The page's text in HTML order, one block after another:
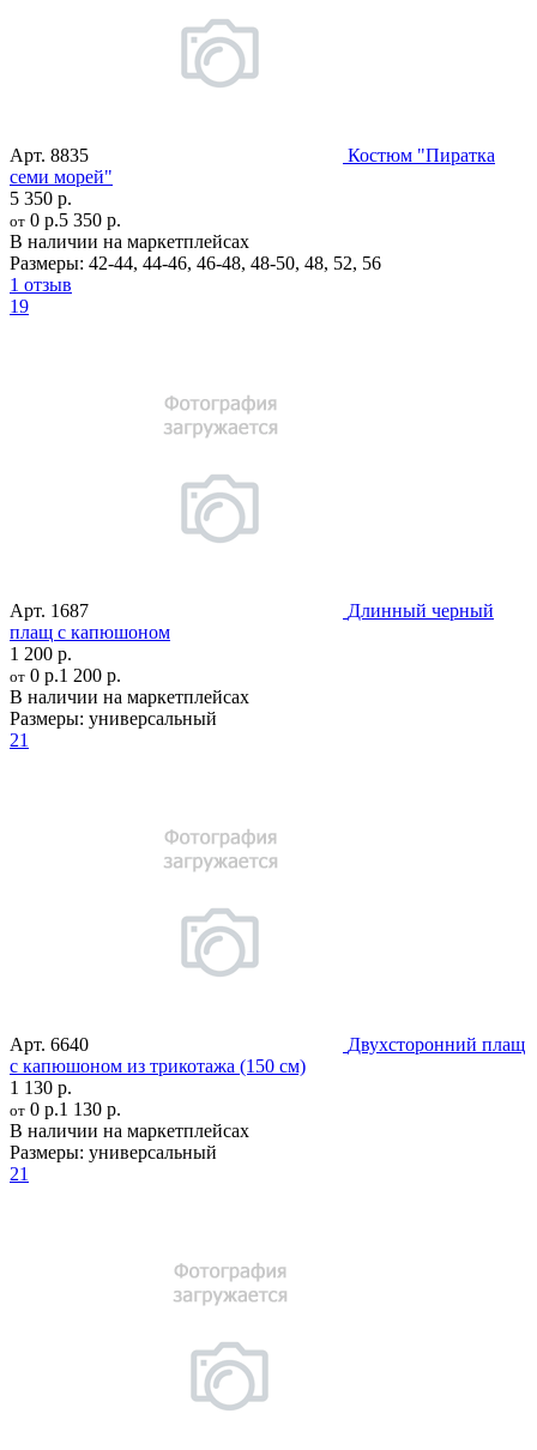
Арт. 8835
Костюм "Пиратка
семи морей"
5 350 р.
от 0 р.5 350 р.
В наличии на маркетплейсах
Размеры: 42-44, 44-46, 46-48, 48-50, 48, 52, 56
1 отзыв
19
Арт. 1687
Длинный черный
плащ с капюшоном
1 200 р.
от 0 р.1 200 р.
В наличии на маркетплейсах
Размеры: универсальный
21
Арт. 6640
Двухсторонний плащ
c капюшоном из трикотажа (150 см)
1 130 р.
от 0 р.1 130 р.
В наличии на маркетплейсах
Размеры: универсальный
21